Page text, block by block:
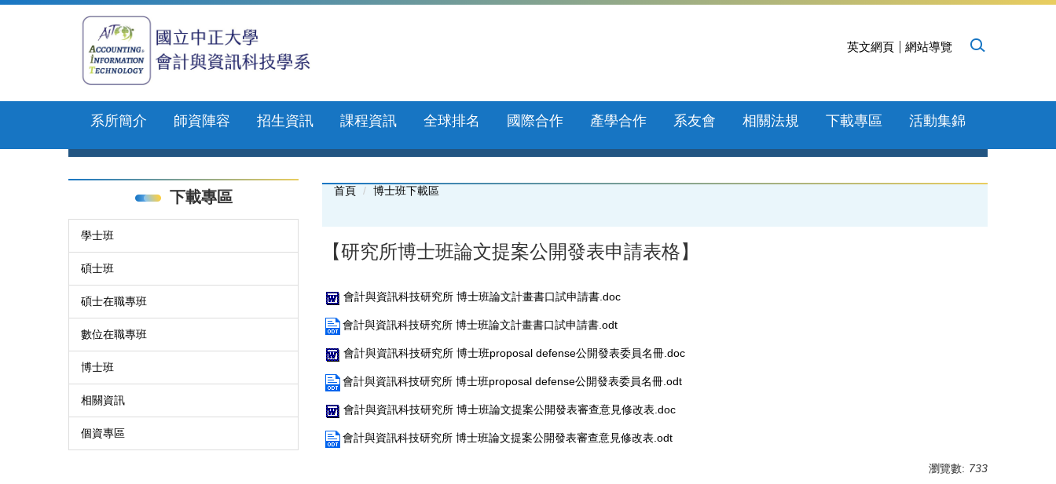
英文網頁 網站導覽
系所簡介 師資陣容 招生資訊 課程資訊 全球排名 國際合作 產學合作 系友會 相關法規 下載專區 活動集錦
下載專區
學士班
碩士班
碩士在職專班
數位在職專班
博士班
相關資訊
個資專區
首頁 博士班下載區
【研究所博士班論文提案公開發表申請表格】
會計與資訊科技研究所 博士班論文計畫書口試申請書.doc
會計與資訊科技研究所 博士班論文計畫書口試申請書.odt
會計與資訊科技研究所 博士班proposal defense公開發表委員名冊.doc
會計與資訊科技研究所 博士班proposal defense公開發表委員名冊.odt
會計與資訊科技研究所 博士班論文提案公開發表審查意見修改表.doc
會計與資訊科技研究所 博士班論文提案公開發表審查意見修改表.odt
瀏覽數: 733